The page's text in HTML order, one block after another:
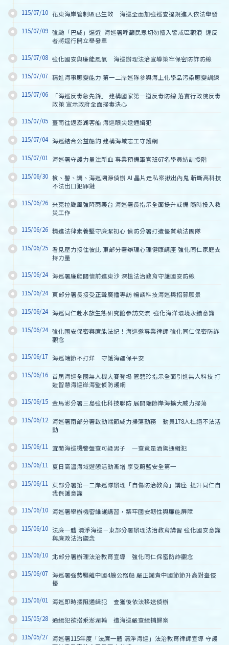
115/07/10 花東海岸管制區已生效　海巡全面加強巡查違規進入依法舉發
115/07/09 強颱「巴威」逼近  海巡署呼籲民眾切勿擅入警戒區觀浪  違反
者將逕行開立舉發單
115/07/08 強化國安與廉能風氣　海巡辦理法治宣導築牢保密防詐防線
115/07/07 精進海事應變能力 第一二岸巡隊參與海上化學品污染應變訓練
115/07/06
「海巡反毒急先鋒」 建構國家第一道反毒防線 落實行政院反毒
政策 宣示政府全面掃毒決心
115/07/05 臺南往返澎湖客船 海巡眼尖逮通緝犯
115/07/04 海巡結合公益船釣 建構海域志工守護網
115/07/01 海巡署守護力量注新血 專業預備軍官班67名學員結訓授階
115/06/30 檢、警、調、海巡溯源偵辦 AI 晶片走私案揪出內鬼 斬斷高科技
不法出口犯罪鏈
115/06/26 米克拉颱風強降雨襲台 海巡署長指示全面提升戒備 隨時投入救
災工作
115/06/26 精進法律素養堅守廉潔初心 偵防分署打造優質執法團隊
115/06/25 看見壓力接住彼此 東部分署辦理心理健康講座 強化同仁家庭支
持力量
115/06/24 海巡署廉能關懷前進東沙 深植法治教育守護國安防線
115/06/24 東部分署長接受正聲廣播專訪 暢談科技海巡與招募願景
115/06/24 海巡同仁赴水族生態研究館參訪交流  強化海洋環境永續意識
115/06/24 強化國安保密與廉能法紀！海巡邀專業律師 強化同仁保密防詐
觀念
115/06/17 海巡端節不打烊　守護海疆保平安
115/06/16 首屆海巡全國無人機大賽登場 管碧玲指示全面引進無人科技 打
造智慧海巡岸海監偵防護網
115/06/15 金馬澎分署三島強化科技聯防 展開端節岸海擴大威力掃蕩
115/06/12 海巡署南部分署啟動端節威力掃蕩勤務　動員178人杜絕不法活
動
115/06/11 宜蘭海巡機警盤查可疑男子　一查竟是酒駕通緝犯
115/06/11 夏日高溫海域遊憩活動漸增 享受蔚藍安全第一
115/06/11
東部分署第一二岸巡隊辦理「自傷防治教育」講座  提升同仁自
我保護意識
115/06/10 海巡署舉辦機密維護講習，築牢國安韌性與廉能屏障
115/06/10 法廉一體 清淨海巡－東部分署辦理法治教育講習 強化國安意識
與廉政法治觀念
115/06/10 北部分署辦理法治教育宣導　強化同仁保密防詐觀念
115/06/07 海巡署強勢驅離中國4艘公務船 嚴正譴責中國節節升高對臺侵
擾
115/06/01 海巡即時攔阻通緝犯　查獲後依法移送偵辦
115/05/28 通緝犯欲搭乘澎湖輪　遭海巡嚴查緝捕歸案
115/05/27 海巡署115年度「法廉一體 清淨海巡」法治教育律師宣導 守護